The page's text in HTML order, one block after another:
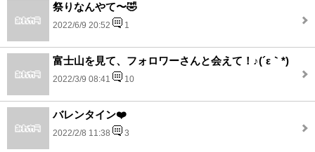
祭りなんやて〜🤣
2022/6/9 20:52 1
富士山を見て、フォロワーさんと会えて！♪(´ε｀*)
2022/3/9 08:41 10
バレンタイン❤️
2022/2/8 11:38 3